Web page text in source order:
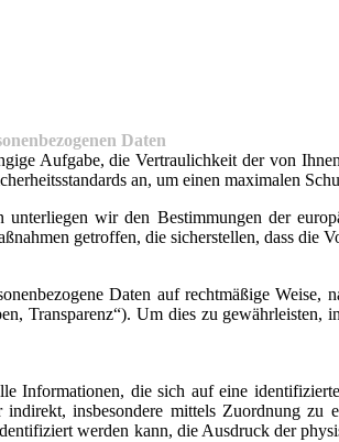
Daten
Aufgabe, die Vertraulichkeit der von
an, um einen maximalen
wir den Bestimmungen der
getroffen, die sicherstellen, dass die
Daten auf rechtmäßige
Transparenz“). Um dies zu
Informationen, die sich auf eine
indirekt, insbesondere mittels Zuordnung
werden kann, die Ausdruck der